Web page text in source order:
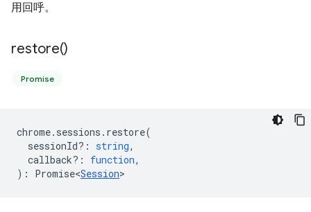
用回呼。
restore()
Promise
chrome. sessions . restore(
sessionId? : string,
callback? : function,
) : Promise<Session>